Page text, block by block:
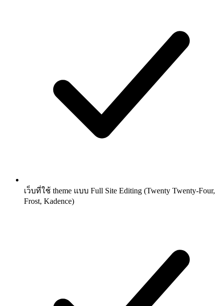
เว็บที่ใช้ theme แบบ Full Site Editing (Twenty Twenty-Four,
Frost, Kadence)